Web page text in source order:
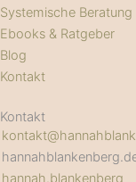
Systemische Beratung
Ebooks & Ratgeber
Blog
Kontakt
Kontakt
hannah.blankenberg